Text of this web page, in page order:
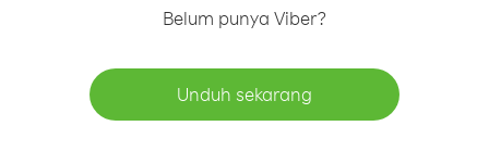
Belum punya Viber?
Unduh sekarang